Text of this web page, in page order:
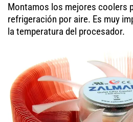
Montamos los mejores coolers
refrigeración por aire. Es muy
la temperatura del procesador.